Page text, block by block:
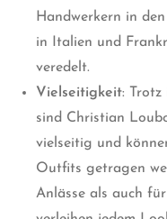
Handwerkern in
in Italien und
veredelt.
Vielseitigkeit: Trotz
sind Christian
vielseitig und
Outfits getragen
Anlässe als auch